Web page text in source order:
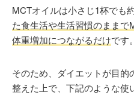
MCTオイルは小さじ1杯でも
た食生活や生活習慣のまま
体重増加につながるだけです。
そのため、ダイエットが目
整えた上で、下記のような使